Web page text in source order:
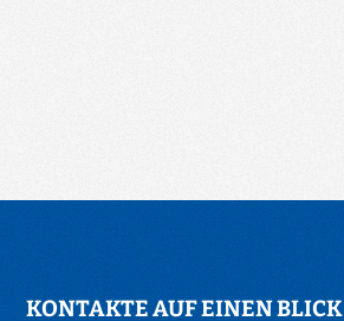
KONTAKTE AUF EINEN BLICK